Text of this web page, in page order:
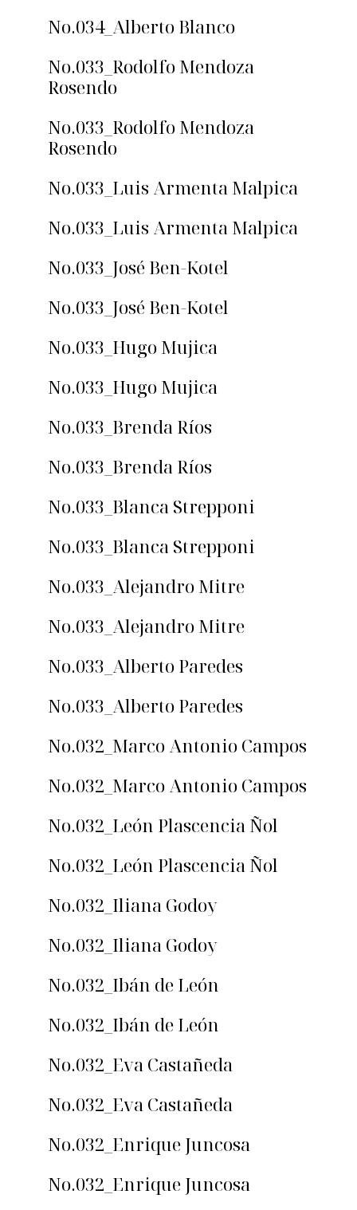
No.034_Alberto Blanco
No.033_Rodolfo Mendoza
Rosendo
No.033_Rodolfo Mendoza
Rosendo
No.033_Luis Armenta Malpica
No.033_Luis Armenta Malpica
No.033_José Ben-Kotel
No.033_José Ben-Kotel
No.033_Hugo Mujica
No.033_Hugo Mujica
No.033_Brenda Ríos
No.033_Brenda Ríos
No.033_Blanca Strepponi
No.033_Blanca Strepponi
No.033_Alejandro Mitre
No.033_Alejandro Mitre
No.033_Alberto Paredes
No.033_Alberto Paredes
No.032_Marco Antonio Campos
No.032_Marco Antonio Campos
No.032_León Plascencia Ñol
No.032_León Plascencia Ñol
No.032_Iliana Godoy
No.032_Iliana Godoy
No.032_Ibán de León
No.032_Ibán de León
No.032_Eva Castañeda
No.032_Eva Castañeda
No.032_Enrique Juncosa
No.032_Enrique Juncosa